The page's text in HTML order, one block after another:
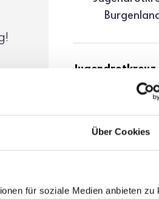
Über Cookies
für soziale Medien anbieten zu
Jugendrotkreuz
Henri-Dunant-
7000 Eisenstadt